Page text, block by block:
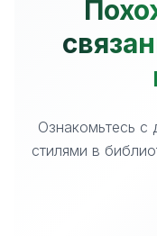
Ознакомьтесь с
стилями в